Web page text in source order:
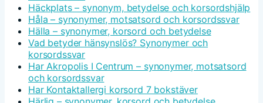
Häckplats – synonym, betydelse och korsordshjälp
Håla – synonymer, motsatsord och korsordssvar
Hälla – synonymer, korsord och betydelse
Vad betyder hänsynslös? Synonymer och
korsordssvar
Har Akropolis I Centrum – synonymer, motsatsord
och korsordssvar
Har Kontaktallergi korsord 7 bokstäver